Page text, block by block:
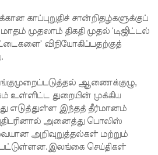
காப்புறுதிச் சான்றிதழ்களுக்குப்
முதலாம் திகதி முதல் 'டிஜிட்டல்
விநியோகிப்பதற்குத்
ஆணைக்குழு,
உள்ளிட்ட துறையின் முக்கிய
எடுத்துள்ள இந்தத் தீர்மானம்
அனைத்து பொலிஸ்
அறிவுறுத்தல்கள் மற்றும்
செய்திகள்